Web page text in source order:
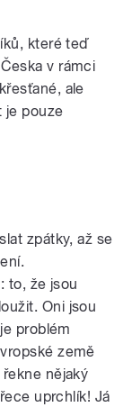
které teď
v rámci
ale
je pouze
zpátky, až se
to, že jsou
Oni jsou
problém
země
nějaký
uprchlík! Já